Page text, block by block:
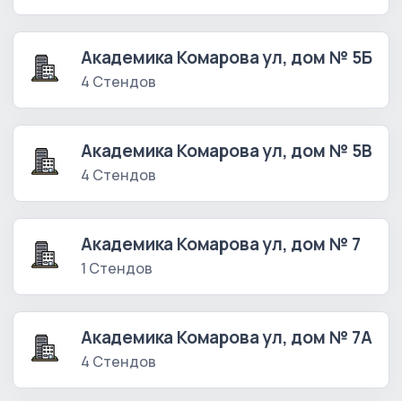
Академика Комарова ул, дом № 5Б
4 Стендов
Академика Комарова ул, дом № 5В
4 Стендов
Академика Комарова ул, дом № 7
1 Стендов
Академика Комарова ул, дом № 7А
4 Стендов